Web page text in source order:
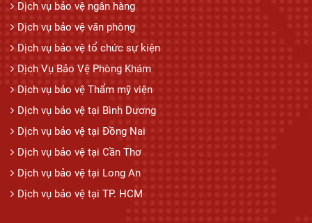
Dịch vụ bảo vệ ngân hàng
Dịch vụ bảo vệ văn phòng
Dịch vụ bảo vệ tổ chức sự kiện
Dịch Vụ Bảo Vệ Phòng Khám
Dịch vụ bảo vệ Thẩm mỹ viện
Dịch vụ bảo vệ tại Bình Dương
Dịch vụ bảo vệ tại Đồng Nai
Dịch vụ bảo vệ tại Cần Thơ
Dịch vụ bảo vệ tại Long An
Dịch vụ bảo vệ tại TP. HCM